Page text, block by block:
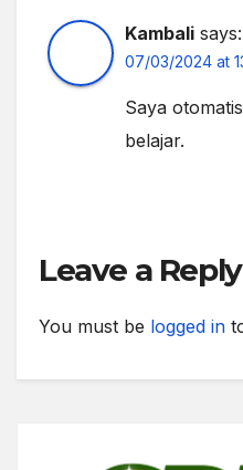
Kambali says:
07/03/2024 at
Saya
belajar.
Leave a Reply
You must be logged in